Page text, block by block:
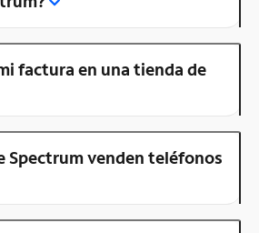
factura en una tienda de
Spectrum venden teléfonos